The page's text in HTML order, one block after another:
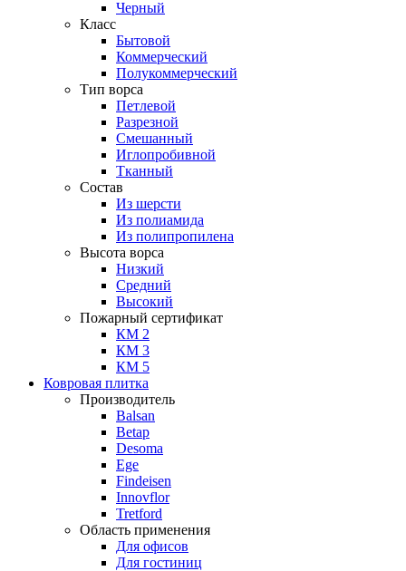
Черный
Класс
Бытовой
Коммерческий
Полукоммерческий
Тип ворса
Петлевой
Разрезной
Смешанный
Иглопробивной
Тканный
Состав
Из шерсти
Из полиамида
Из полипропилена
Высота ворса
Низкий
Средний
Высокий
Пожарный сертификат
КМ 2
КМ 3
КМ 5
Ковровая плитка
Производитель
Balsan
Betap
Desoma
Ege
Findeisen
Innovflor
Tretford
Область применения
Для офисов
Для гостиниц